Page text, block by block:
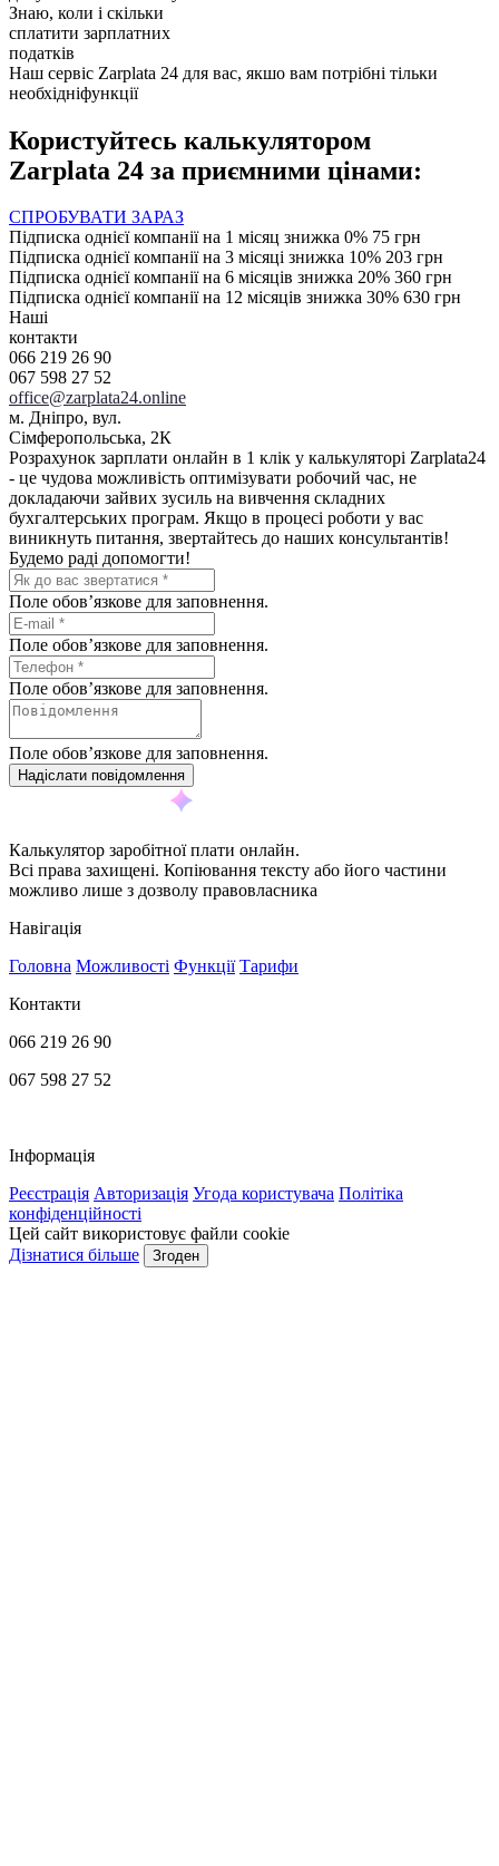
Знаю, коли і скільки
сплатити зарплатних
податків
Наш сервіс Zarplata 24 для вас, якшо вам потрібні тільки
необхідніфункції
Користуйтесь калькулятором
Zarplata 24 за приємними цінами:
СПРОБУВАТИ ЗАРАЗ
Підписка однієї компанії на 1 місяц знижка 0% 75 грн
Підписка однієї компанії на 3 місяці знижка 10% 203 грн
Підписка однієї компанії на 6 місяців знижка 20% 360 грн
Підписка однієї компанії на 12 місяців знижка 30% 630 грн
Наші
контакти
066 219 26 90
067 598 27 52
office@zarplata24.online
м. Днiпро, вул.
Сiмферопольська, 2К
Розрахунок зарплати онлайн в 1 клік у калькуляторі Zarplata24
- це чудова можливість оптимізувати робочий час, не
докладаючи зайвих зусиль на вивчення складних
бухгалтерських програм. Якщо в процесі роботи у вас
виникнуть питання, звертайтесь до наших консультантів!
Будемо раді допомогти!
Поле обов’язкове для заповнення.
Поле обов’язкове для заповнення.
Поле обов’язкове для заповнення.
Поле обов’язкове для заповнення.
Калькулятор заробітної плати онлайн.
Всі права захищені. Копіювання тексту або його частини
можливо лише з дозволу правовласника
Навігація
Головна Можливості Функції Тарифи
Контакти
066 219 26 90
067 598 27 52
Інформація
Реєстрація Авторизація Угода користувача Політіка
конфіденційності
Цей сайт використовує файли cookie
Дізнатися більше
Згоден